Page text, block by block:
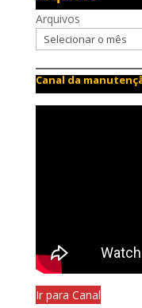
Arquivos
Canal da
Ir para Canal